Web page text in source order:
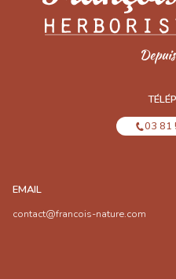
03 81
EMAIL
contact@francois-nature.com